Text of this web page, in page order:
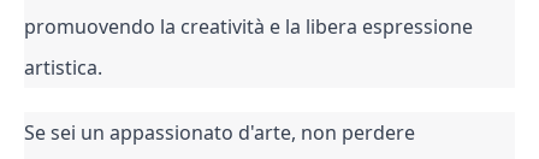
promuovendo la creatività e la libera espressione
artistica.
Se sei un appassionato d'arte, non perdere